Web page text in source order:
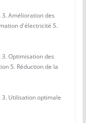
Amélioration des
d'électricité 5.
Optimisation des
5. Réduction de la
3. Utilisation optimale